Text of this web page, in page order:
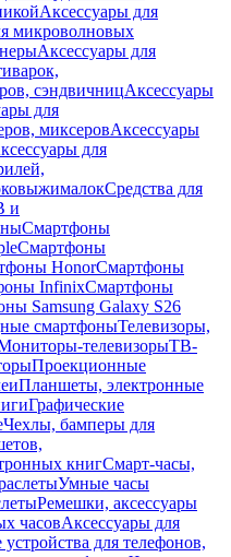
Аксессуары для
микроволновых
Аксессуары для
сэндвичницАксессуары
для
миксеровАксессуары
для
Средства для
и
Смартфоны
Смартфоны
HonorСмартфоны
InfinixСмартфоны
Samsung Galaxy S26
смартфоныТелевизоры,
телевизорыТВ-
Проекционные
Планшеты, электронные
Графические
Чехлы, бамперы для
книгСмарт-часы,
Умные часы
Ремешки, аксессуары
часовАксессуары для
для телефонов,